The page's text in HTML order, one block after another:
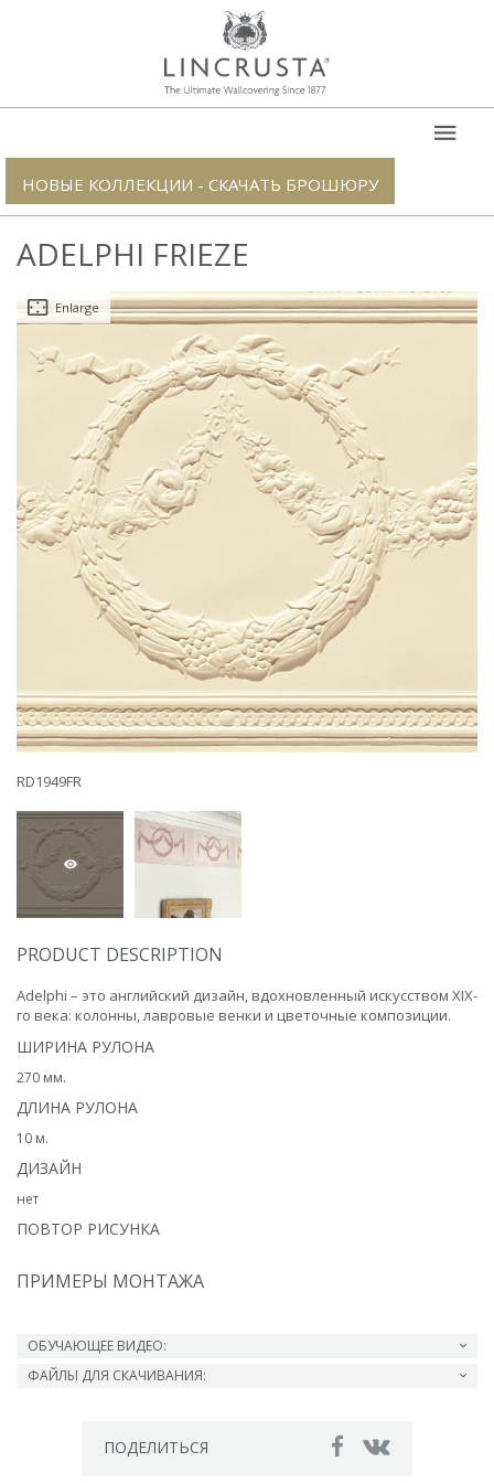
НОВЫЕ КОЛЛЕКЦИИ - СКАЧАТЬ БРОШЮРУ
РЕСТАВРАЦИЯ
КОНСУЛЬТАЦИЯ
ИСПОЛНИТЕЛИ
КОНТАКТЫ
НОВОСТИ
ADELPHI FRIEZE
Enlarge
RD1949FR
PRODUCT DESCRIPTION
Adelphi – это английский дизайн, вдохновленный искусством XIX-
го века: колонны, лавровые венки и цветочные композиции.
ШИРИНА РУЛОНА
270 мм.
ДЛИНА РУЛОНА
10 м.
ДИЗАЙН
нет
ПОВТОР РИСУНКА
ПРИМЕРЫ МОНТАЖА
ОБУЧАЮЩЕЕ ВИДЕО:
ФАЙЛЫ ДЛЯ СКАЧИВАНИЯ:
ПОДЕЛИТЬСЯ